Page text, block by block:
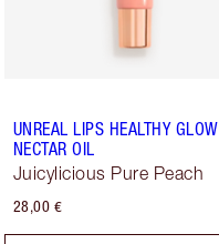
UNREAL LIPS HEALTHY GLOW
NECTAR OIL
Juicylicious Pure Peach
28,00 €